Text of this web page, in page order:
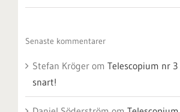
Senaste kommentarer
Stefan Kröger om Telescopium nr
snart!